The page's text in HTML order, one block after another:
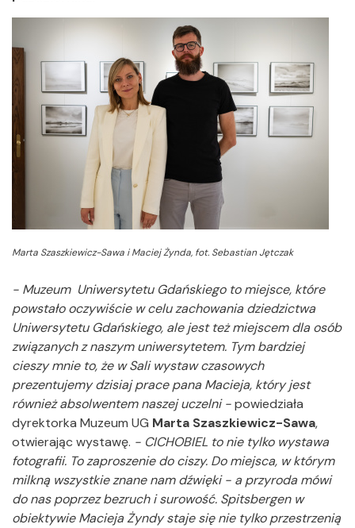
Marta Szaszkiewicz-Sawa i Maciej Żynda, fot. Sebastian Jętczak
- Muzeum Uniwersytetu Gdańskiego to miejsce, które
powstało oczywiście w celu zachowania dziedzictwa
Uniwersytetu Gdańskiego, ale jest też miejscem dla osób
związanych z naszym uniwersytetem. Tym bardziej
cieszy mnie to, że w Sali wystaw czasowych
prezentujemy dzisiaj prace pana Macieja, który jest
również absolwentem naszej uczelni -powiedziała
dyrektorka Muzeum UG Marta Szaszkiewicz-Sawa,
otwierając wystawę. - CICHOBIEL to nie tylko wystawa
fotografii. To zaproszenie do ciszy. Do miejsca, w którym
milkną wszystkie znane nam dźwięki - a przyroda mówi
do nas poprzez bezruch i surowość. Spitsbergen w
obiektywie Macieja Żyndy staje się nie tylko przestrzenią